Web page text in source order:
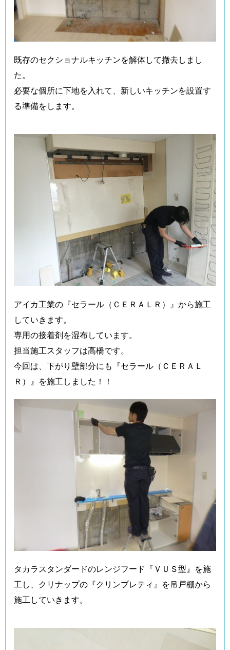
既存のセクショナルキッチンを解体して撤去しまし
た。
必要な個所に下地を入れて、新しいキッチンを設置す
る準備をします。
アイカ工業の『セラール（ＣＥＲＡＬＲ）』から施工
していきます。
専用の接着剤を湿布しています。
担当施工スタッフは高橋です。
今回は、下がり壁部分にも『セラール（ＣＥＲＡＬ
Ｒ）』を施工しました！！
タカラスタンダードのレンジフード『ＶＵＳ型』を施
工し、クリナップの『クリンプレティ』を吊戸棚から
施工していきます。